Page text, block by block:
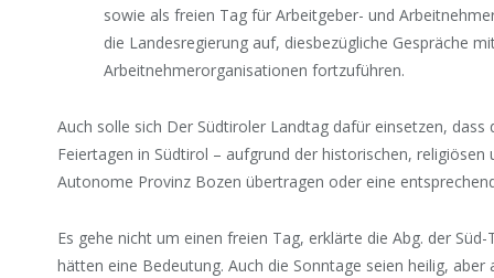
sowie als freien Tag für Arbeitgeber- und
die Landesregierung auf, diesbezügliche Gespräche
Arbeitnehmerorganisationen fortzuführen.
Auch solle sich Der Südtiroler Landtag dafür einsetzen,
Feiertagen in Südtirol – aufgrund der historischen,
Autonome Provinz Bozen übertragen oder eine
Es gehe nicht um einen freien Tag, erklärte die Abg. der
hätten eine Bedeutung. Auch die Sonntage seien heilig,